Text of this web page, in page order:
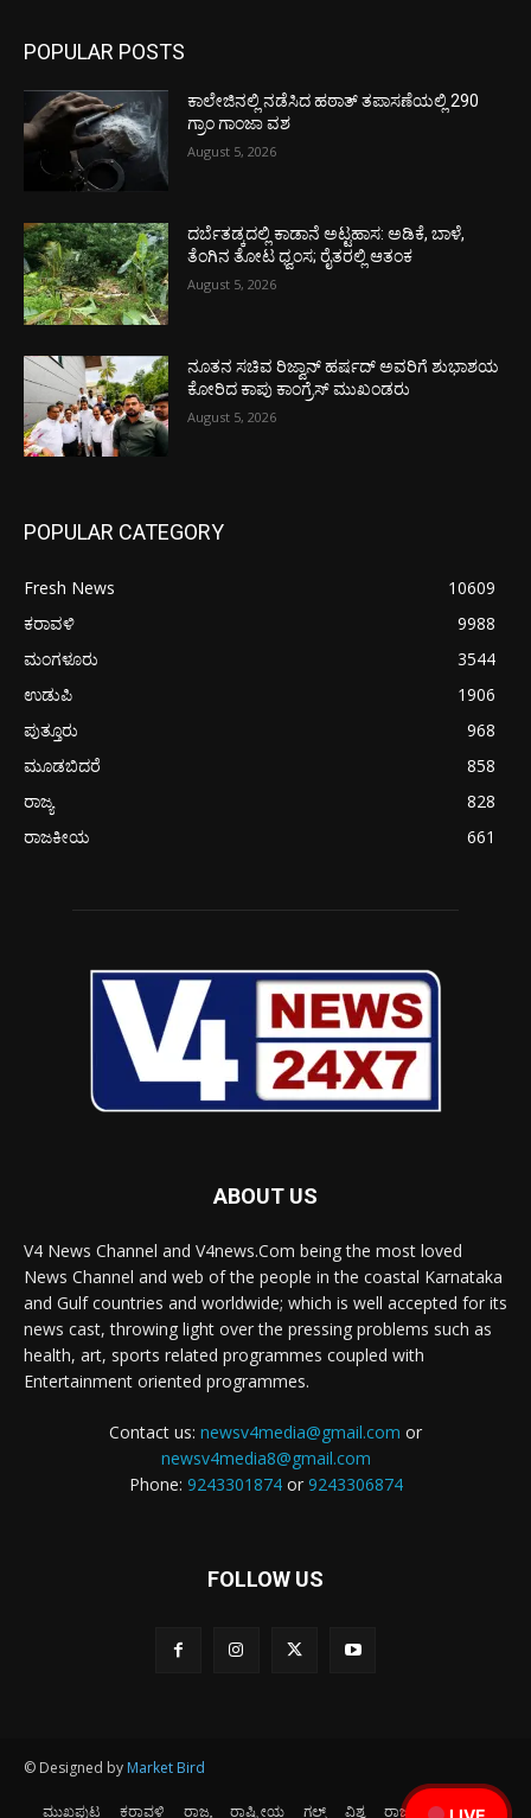
POPULAR POSTS
ಕಾಲೇಜಿನಲ್ಲಿ ನಡೆಸಿದ ಹಠಾತ್ ತಪಾಸಣೆಯಲ್ಲಿ 290
ಗ್ರಾಂ ಗಾಂಜಾ ವಶ
August 5, 2026
ದರ್ಬೆತಡ್ಕದಲ್ಲಿ ಕಾಡಾನೆ ಅಟ್ಟಹಾಸ: ಅಡಿಕೆ, ಬಾಳೆ,
ತೆಂಗಿನ ತೋಟ ಧ್ವಂಸ; ರೈತರಲ್ಲಿ ಆತಂಕ
August 5, 2026
ನೂತನ ಸಚಿವ ರಿಜ್ವಾನ್ ಹರ್ಷದ್ ಅವರಿಗೆ ಶುಭಾಶಯ
ಕೋರಿದ ಕಾಪು ಕಾಂಗ್ರೆಸ್ ಮುಖಂಡರು
August 5, 2026
POPULAR CATEGORY
Fresh News
10609
ಕರಾವಳಿ
9988
ಮಂಗಳೂರು
3544
ಉಡುಪಿ
1906
ಪುತ್ತೂರು
968
ಮೂಡಬಿದರೆ
858
ರಾಜ್ಯ
828
ರಾಜಕೀಯ
661
ABOUT US
V4 News Channel and V4news.Com being the most loved
News Channel and web of the people in the coastal Karnataka
and Gulf countries and worldwide; which is well accepted for its
news cast, throwing light over the pressing problems such as
health, art, sports related programmes coupled with
Entertainment oriented programmes.
Contact us: newsv4media@gmail.com or
newsv4media8@gmail.com
Phone: 9243301874or 9243306874
FOLLOW US
© Designed by Market Bird
ಮುಖಪುಟ ಕರಾವಳಿ ರಾಜ್ಯ ರಾಷ್ಟ್ರೀಯ ಗಲ್ಫ್ ವಿಶ್ವ ರಾಜಕೀಯ ಕ್ರೀಡೆ